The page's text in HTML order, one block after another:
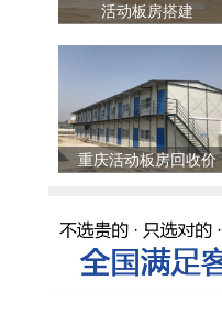
活动板房搭建
重庆活动板房回收价